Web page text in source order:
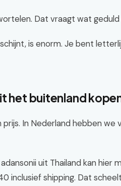
Dat vraagt wat geduld
is enorm. Je bent
het buitenland
In Nederland hebben we
uit Thailand kan hier
inclusief shipping. Dat